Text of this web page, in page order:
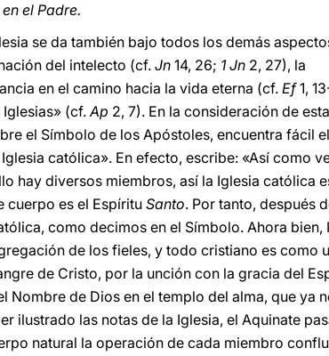
el Padre.
se da también bajo todos los demás
del intelecto (cf. Jn 14, 26; 1 Jn 2, 27), la
en el camino hacia la vida eterna (cf. Ef1,
Iglesias» (cf.Ap 2, 7). En la consideración de
el Símbolo de los Apóstoles, encuentra fácil
católica». En efecto, escribe: «Así como
hay diversos miembros, así la Iglesia católica
cuerpo es el Espíritu Santo. Por tanto, después
como decimos en el Símbolo. Ahora bien,
de los fieles, y todo cristiano es como
de Cristo, por la unción con la gracia del
de Dios en el templo del alma, que ya
ilustrado las notas de la Iglesia, el Aquinate
natural la operación de cada miembro